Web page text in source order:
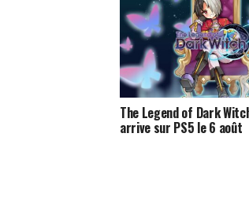
The Legend of Dark
arrive sur PS5 le 6 août